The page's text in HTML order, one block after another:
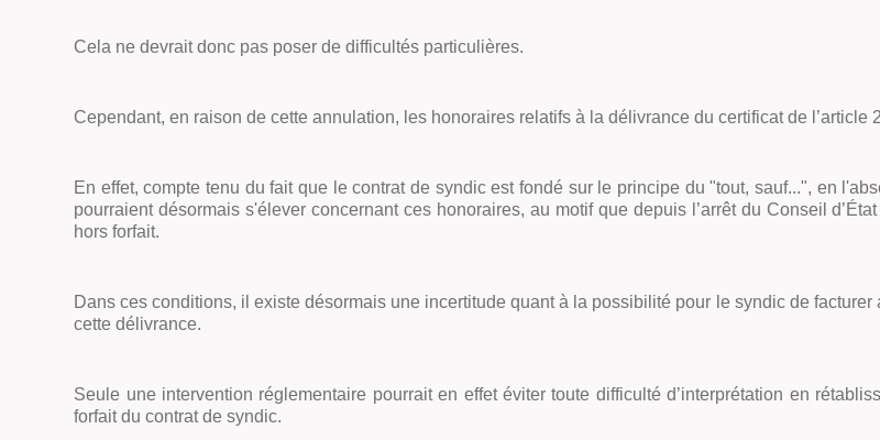
Cela ne devrait donc pas poser de difficultés particulières.
Cependant, en raison de cette annulation, les honoraires relatifs à la délivrance du certificat de
En effet, compte tenu du fait que le contrat de syndic est fondé sur le principe du "tout, sauf...", en
pourraient désormais s'élever concernant ces honoraires, au motif que depuis l’arrêt du Conseil
hors forfait.
Dans ces conditions, il existe désormais une incertitude quant à la possibilité pour le syndic de
cette délivrance.
Seule une intervention réglementaire pourrait en effet éviter toute difficulté d’interprétation en
forfait du contrat de syndic.